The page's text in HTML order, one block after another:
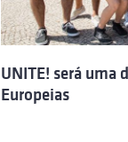
UNITE! será uma
Europeias